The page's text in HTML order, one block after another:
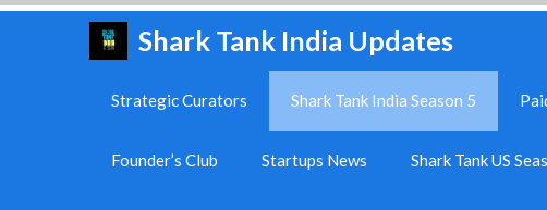
Shark Tank India Updates
Strategic Curators Shark Tank India Season 5
Founder’s Club Startups News Shark Tank US